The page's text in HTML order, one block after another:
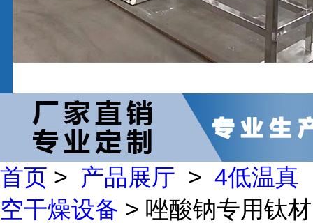
首页 > 产品展厅 > 4低温真
空干燥设备 > 唑酸钠专用钛材